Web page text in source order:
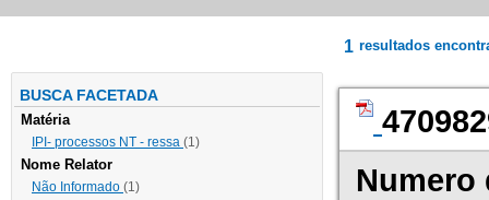
BUSCA FACETADA
Matéria
IPI- processos NT - ressa (1)
Nome Relator
Não Informado (1)
1 resultados
Numero